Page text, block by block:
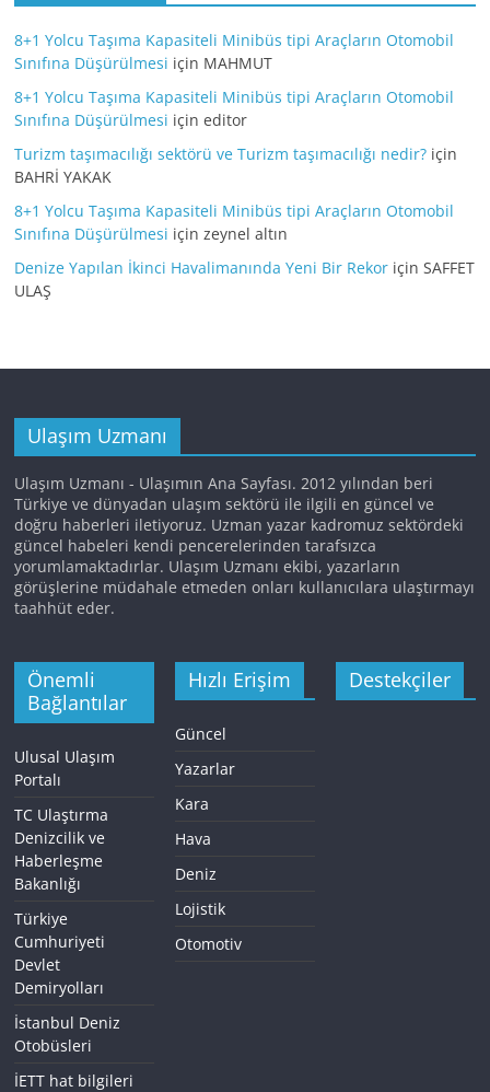
8+1 Yolcu Taşıma Kapasiteli Minibüs tipi Araçların Otomobil
Sınıfına Düşürülmesi için MAHMUT
8+1 Yolcu Taşıma Kapasiteli Minibüs tipi Araçların Otomobil
Sınıfına Düşürülmesi içineditor
Turizm taşımacılığı sektörü ve Turizm taşımacılığı nedir? için
BAHRİ YAKAK
8+1 Yolcu Taşıma Kapasiteli Minibüs tipi Araçların Otomobil
Sınıfına Düşürülmesi içinzeynel altın
Denize Yapılan İkinci Havalimanında Yeni Bir Rekor içinSAFFET
ULAŞ
Ulaşım Uzmanı
Ulaşım Uzmanı - Ulaşımın Ana Sayfası. 2012 yılından beri
Türkiye ve dünyadan ulaşım sektörü ile ilgili en güncel ve
doğru haberleri iletiyoruz. Uzman yazar kadromuz sektördeki
güncel habeleri kendi pencerelerinden tarafsızca
yorumlamaktadırlar. Ulaşım Uzmanı ekibi, yazarların
görüşlerine müdahale etmeden onları kullanıcılara ulaştırmayı
taahhüt eder.
Önemli
Bağlantılar
Ulusal Ulaşım
Portalı
TC Ulaştırma
Denizcilik ve
Haberleşme
Bakanlığı
Türkiye
Cumhuriyeti
Devlet
Demiryolları
İstanbul Deniz
Otobüsleri
İETT hat bilgileri
Hızlı Erişim
Güncel
Yazarlar
Kara
Hava
Deniz
Lojistik
Otomotiv
Destekçiler